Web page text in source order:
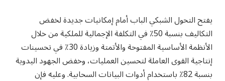
يفتح التحول الشبكي الباب أمام إمكانيات جديدة لخفض
التكاليف بنسبة 50٪ في التكلفة الإجمالية للملكية من خلال
الأنظمة الأساسية المفتوحة والأتمتة وزيادة 30٪ في تحسينات
إنتاجية القوى العاملة لتحسين العمليات، وخفض الجهود اليدوية
بنسبة 82٪ باستخدام أدوات البيانات السحابية. وعليه فإن